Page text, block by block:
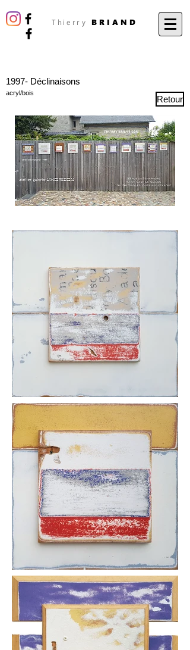
Thierry BRIAND
1997- Déclinaisons
acryl/bois
Retour